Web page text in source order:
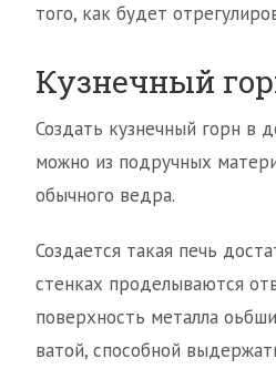
того, как будет
Кузнечный
Создать кузнечный горн в
можно из подручных
обычного ведра.
Создается такая печь
стенках проделываются
поверхность металла
ватой, способной